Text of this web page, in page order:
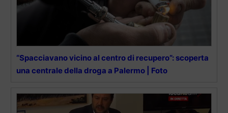
“Spacciavano vicino al centro di recupero”: scoperta
una centrale della droga a Palermo | Foto